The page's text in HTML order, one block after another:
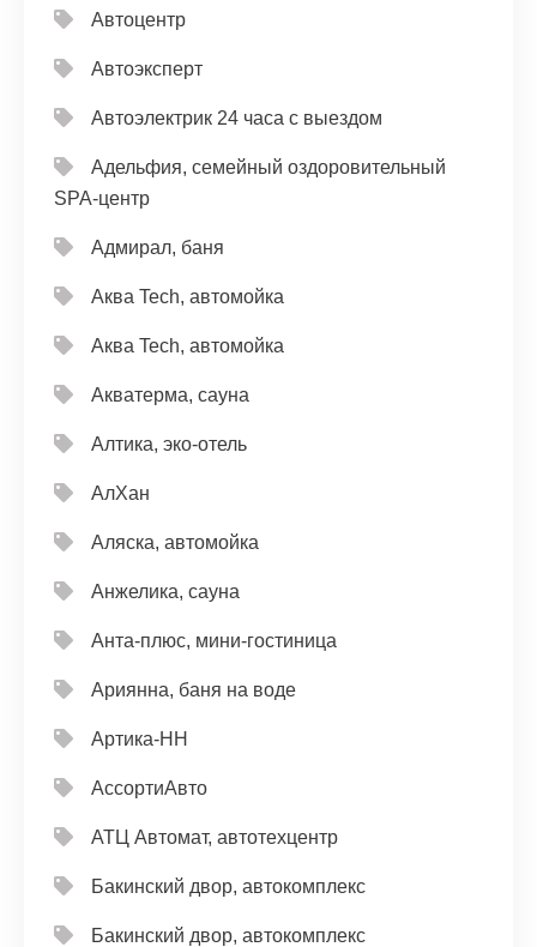
Автоцентр
Автоэксперт
Автоэлектрик 24 часа с выездом
Адельфия, семейный оздоровительный
SPA-центр
Адмирал, баня
Аква Tech, автомойка
Аква Tech, автомойка
Акватерма, сауна
Алтика, эко-отель
АлХан
Аляска, автомойка
Анжелика, сауна
Анта-плюс, мини-гостиница
Ариянна, баня на воде
Артика-НН
АссортиАвто
АТЦ Автомат, автотехцентр
Бакинский двор, автокомплекс
Бакинский двор, автокомплекс